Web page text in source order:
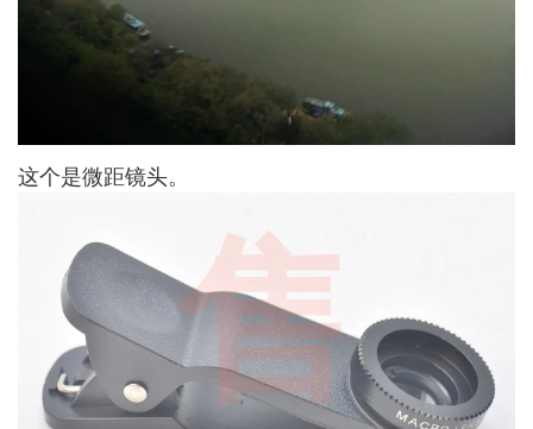
这个是微距镜头。
售